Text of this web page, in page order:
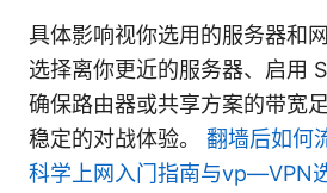
具体影响视你选用的服务器和
选择离你更近的服务器、启用
确保路由器或共享方案的带宽
稳定的对战体验。 翻墙后如何
科学上网入门指南与vp—VPN